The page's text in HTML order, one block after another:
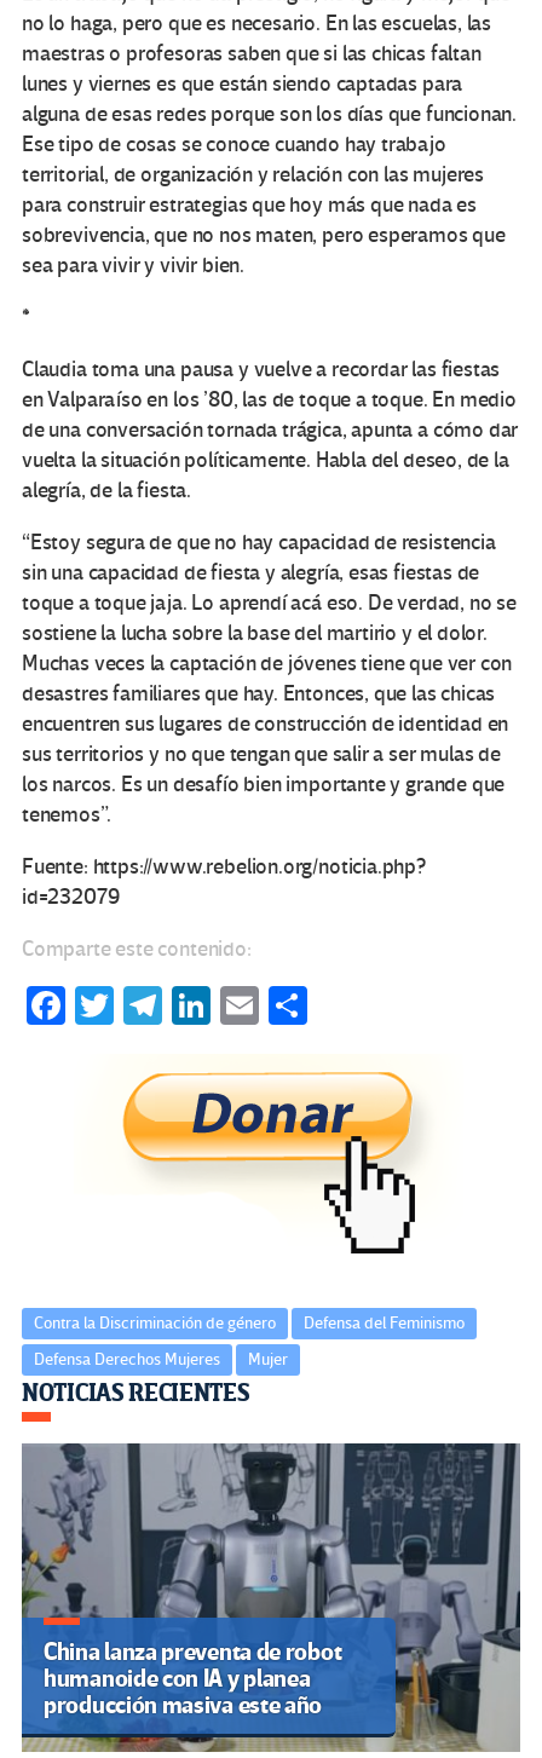
no lo haga, pero que es necesario. En las escuelas, las
maestras o profesoras saben que si las chicas faltan
lunes y viernes es que están siendo captadas para
alguna de esas redes porque son los días que funcionan.
Ese tipo de cosas se conoce cuando hay trabajo
territorial, de organización y relación con las mujeres
para construir estrategias que hoy más que nada es
sobrevivencia, que no nos maten, pero esperamos que
sea para vivir y vivir bien.
*
Claudia toma una pausa y vuelve a recordar las fiestas
en Valparaíso en los ’80, las de toque a toque. En medio
de una conversación tornada trágica, apunta a cómo dar
vuelta la situación políticamente. Habla del deseo, de la
alegría, de la fiesta.
“Estoy segura de que no hay capacidad de resistencia
sin una capacidad de fiesta y alegría, esas fiestas de
toque a toque jaja. Lo aprendí acá eso. De verdad, no se
sostiene la lucha sobre la base del martirio y el dolor.
Muchas veces la captación de jóvenes tiene que ver con
desastres familiares que hay. Entonces, que las chicas
encuentren sus lugares de construcción de identidad en
sus territorios y no que tengan que salir a ser mulas de
los narcos. Es un desafío bien importante y grande que
tenemos”.
Fuente: https://www.rebelion.org/noticia.php?
id=232079
Comparte este contenido:
Fa T
tt
er
Te
gr
a
m
Li
ke
dI
n
E
ail m
p
ar
tir
Contra la Discriminación de género
Defensa del Feminismo
Defensa Derechos Mujeres
Mujer
Navegación
de
entradas
NOTICIAS RECIENTES
China lanza preventa de robot
humanoide con IA y planea
producción masiva este año